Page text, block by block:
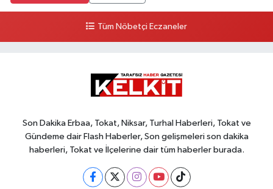
Tüm Nöbetçi Eczaneler
Son Dakika Erbaa, Tokat, Niksar, Turhal Haberleri, Tokat ve
Gündeme dair Flash Haberler, Son gelişmeleri son dakika
haberleri, Tokat ve İlçelerine dair tüm haberler burada.